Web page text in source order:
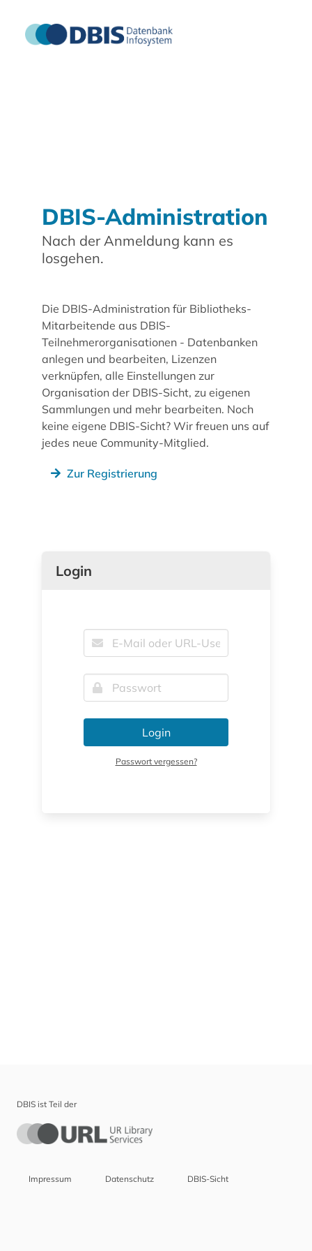
DBIS-Administration
Nach der Anmeldung kann es
losgehen.
Die DBIS-Administration für Bibliotheks-
Mitarbeitende aus DBIS-
Teilnehmerorganisationen - Datenbanken
anlegen und bearbeiten, Lizenzen
verknüpfen, alle Einstellungen zur
Organisation der DBIS-Sicht, zu eigenen
Sammlungen und mehr bearbeiten. Noch
keine eigene DBIS-Sicht? Wir freuen uns auf
jedes neue Community-Mitglied.
Zur Registrierung
Login
Login
Passwort vergessen?
DBIS ist Teil der
Impressum Datenschutz DBIS-Sicht